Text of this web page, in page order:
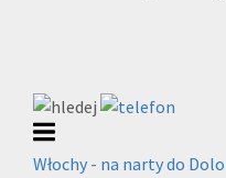
Włochy - na narty do